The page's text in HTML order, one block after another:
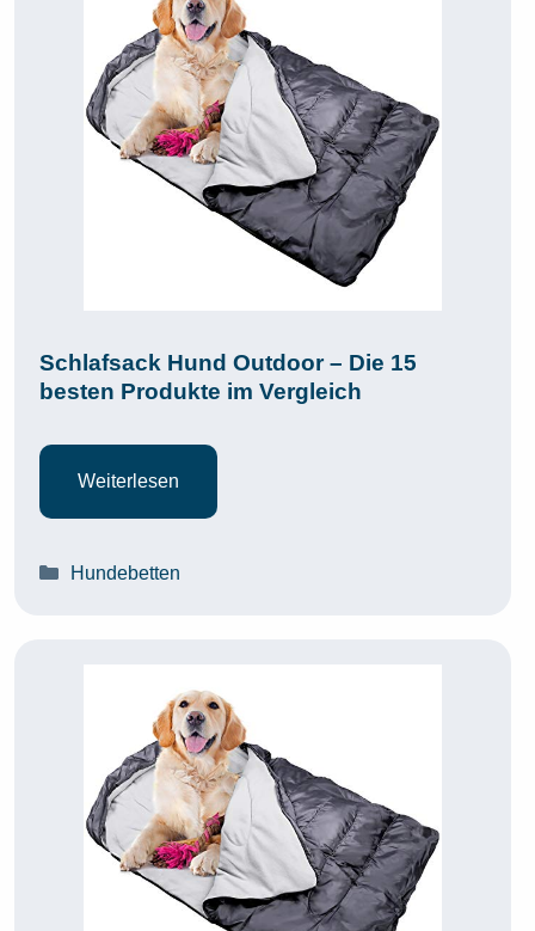
Schlafsack Hund Outdoor – Die 15
besten Produkte im Vergleich
Weiterlesen
Kategorien
Hundebetten